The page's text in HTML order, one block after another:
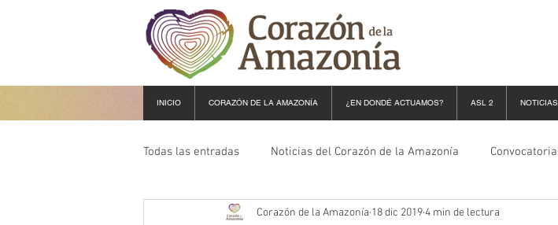
Todas las entradas Noticias del Corazón de la Amazonía
Corazón de la Amazonía 18 dic 20194 min de lectura
INICIO CORAZÓN DE LA AMAZONÍA ¿EN DONDÉ ACTUAMOS? ASL 2 NOTICIAS